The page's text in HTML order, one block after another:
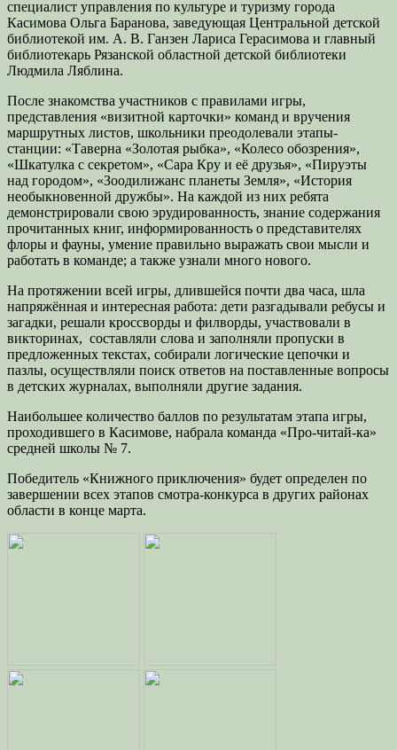
специалист управления по культуре и туризму города
Касимова Ольга Баранова, заведующая Центральной детской
библиотекой им. А. В. Ганзен Лариса Герасимова и главный
библиотекарь Рязанской областной детской библиотеки
Людмила Ляблина.
После знакомства участников с правилами игры,
представления «визитной карточки» команд и вручения
маршрутных листов, школьники преодолевали этапы-
станции: «Таверна «Золотая рыбка», «Колесо обозрения»,
«Шкатулка с секретом», «Сара Кру и её друзья», «Пируэты
над городом», «Зоодилижанс планеты Земля», «История
необыкновенной дружбы». На каждой из них ребята
демонстрировали свою эрудированность, знание содержания
прочитанных книг, информированность о представителях
флоры и фауны, умение правильно выражать свои мысли и
работать в команде; а также узнали много нового.
На протяжении всей игры, длившейся почти два часа, шла
напряжённая и интересная работа: дети разгадывали ребусы и
загадки, решали кроссворды и филворды, участвовали в
викторинах, составляли слова и заполняли пропуски в
предложенных текстах, собирали логические цепочки и
пазлы, осуществляли поиск ответов на поставленные вопросы
в детских журналах, выполняли другие задания.
Наибольшее количество баллов по результатам этапа игры,
проходившего в Касимове, набрала команда «Про-читай-ка»
средней школы № 7.
Победитель «Книжного приключения» будет определен по
завершении всех этапов смотра-конкурса в других районах
области в конце марта.